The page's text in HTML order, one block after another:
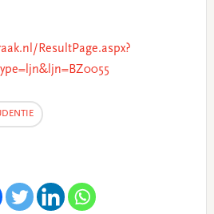
ResultPage.aspx?